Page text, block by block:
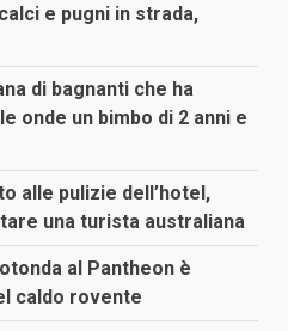
e pugni in strada,
di bagnanti che ha
onde un bimbo di 2 anni e
alle pulizie dell’hotel,
una turista australiana
al Pantheon è
caldo rovente